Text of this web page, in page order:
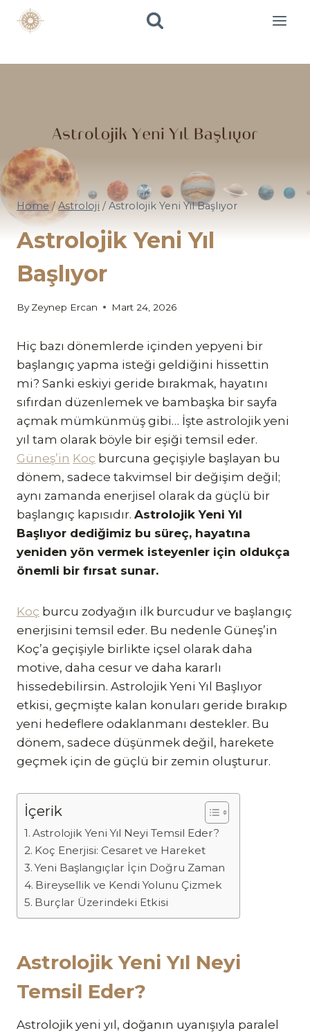
Skip
Home / Astroloji / Astrolojik Yeni Yıl Başlıyor
Astrolojik Yeni Yıl
Başlıyor
By Zeynep Ercan Mart 24, 2026
Hiç bazı dönemlerde içinden yepyeni bir
başlangıç yapma isteği geldiğini hissettin
mi? Sanki eskiyi geride bırakmak, hayatını
sıfırdan düzenlemek ve bambaşka bir sayfa
açmak mümkünmüş gibi… İşte astrolojik yeni
yıl tam olarak böyle bir eşiği temsil eder.
Güneş’in Koç burcuna geçişiyle başlayan bu
dönem, sadece takvimsel bir değişim değil;
aynı zamanda enerjisel olarak da güçlü bir
başlangıç kapısıdır. Astrolojik Yeni Yıl
Başlıyor dediğimiz bu süreç, hayatına
yeniden yön vermek isteyenler için oldukça
önemli bir fırsat sunar.
Koç burcu zodyağın ilk burcudur ve başlangıç
enerjisini temsil eder. Bu nedenle Güneş’in
Koç’a geçişiyle birlikte içsel olarak daha
motive, daha cesur ve daha kararlı
hissedebilirsin. Astrolojik Yeni Yıl Başlıyor
etkisi, geçmişte kalan konuları geride bırakıp
yeni hedeflere odaklanmanı destekler. Bu
dönem, sadece düşünmek değil, harekete
geçmek için de güçlü bir zemin oluşturur.
İçerik
Astrolojik Yeni Yıl Neyi Temsil Eder?
Koç Enerjisi: Cesaret ve Hareket
Yeni Başlangıçlar İçin Doğru Zaman
Bireysellik ve Kendi Yolunu Çizmek
Burçlar Üzerindeki Etkisi
Astrolojik Yeni Yıl Neyi
Temsil Eder?
Astrolojik yeni yıl, doğanın uyanışıyla paralel